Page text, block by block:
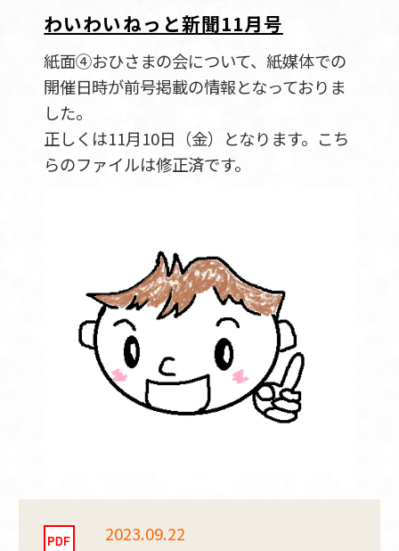
わいわいねっと新聞11月号
紙面④おひさまの会について、紙媒体での
開催日時が前号掲載の情報となっておりま
した。
正しくは11月10日（金）となります。こち
らのファイルは修正済です。
2023.09.22